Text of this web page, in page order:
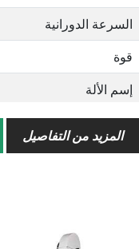
السرعة الدورانية
قوة
إسم الألة
قدرة المعالجة
السرعة الدورانية
المزيد من التفاصيل